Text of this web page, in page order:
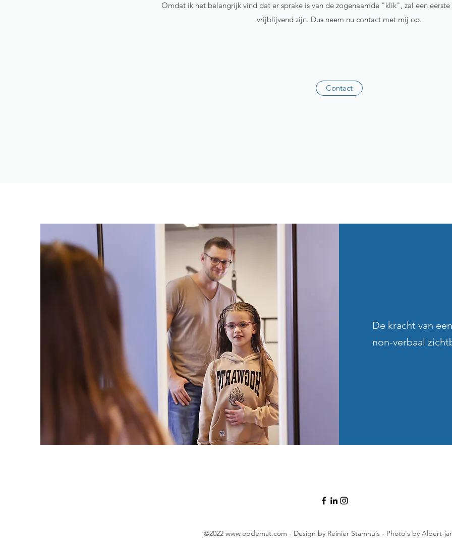
Omdat ik het belangrijk vind dat er sprake is van de zogenaamde "klik", zal een
vrijblijvend zijn. Dus neem nu contact met mij op.
Contact
De kracht van
non-verbaal
©2022 www.opdemat.com - Design by Reinier Stamhuis - Photo's by Albert-